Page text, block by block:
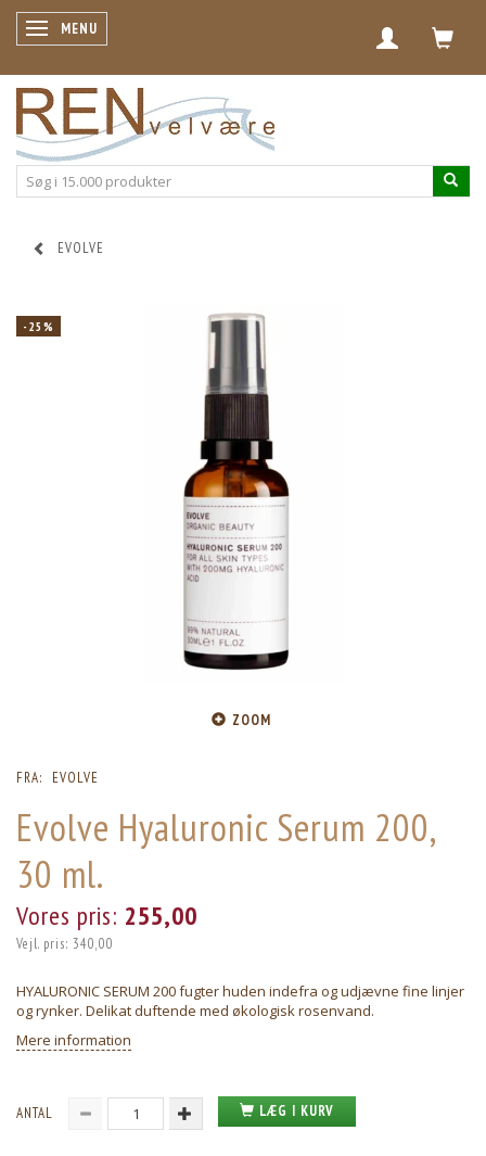
SKIFTE NAVIGATION
MENU
EVOLVE
-25%
ZOOM
FRA: EVOLVE
Evolve Hyaluronic Serum 200,
30 ml.
Vores pris: 255,00
Vejl. pris: 340,00
HYALURONIC SERUM 200 fugter huden indefra og udjævne fine linjer
og rynker. Delikat duftende med økologisk rosenvand.
Mere information
ANTAL LÆG I KURV